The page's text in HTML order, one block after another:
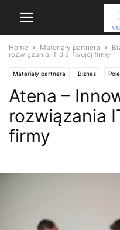
Home Materiały partnera
rozwiązania IT dla Twojej firmy
Materiały partnera Biznes
Atena –
rozwiązania
firmy